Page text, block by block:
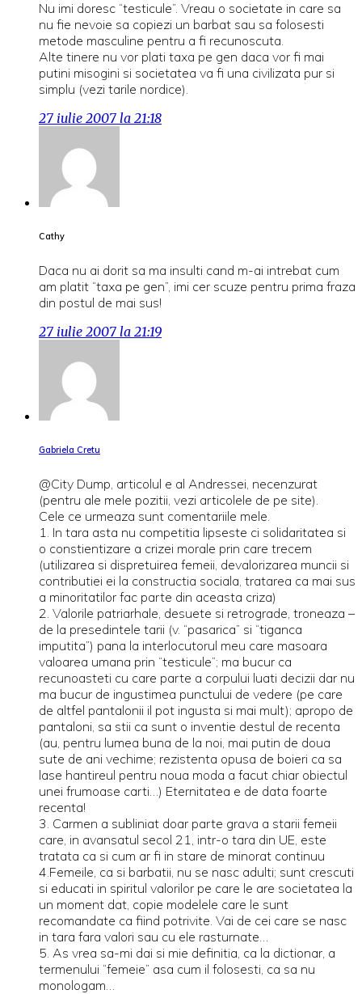
Nu imi doresc “testicule”. Vreau o societate in care sa
nu fie nevoie sa copiezi un barbat sau sa folosesti
metode masculine pentru a fi recunoscuta.
Alte tinere nu vor plati taxa pe gen daca vor fi mai
putini misogini si societatea va fi una civilizata pur si
simplu (vezi tarile nordice).
27 iulie 2007 la 21:18
Cathy
Daca nu ai dorit sa ma insulti cand m-ai intrebat cum
am platit “taxa pe gen”, imi cer scuze pentru prima fraza
din postul de mai sus!
27 iulie 2007 la 21:19
Gabriela Cretu
@City Dump, articolul e al Andressei, necenzurat
(pentru ale mele pozitii, vezi articolele de pe site).
Cele ce urmeaza sunt comentariile mele.
1. In tara asta nu competitia lipseste ci solidaritatea si
o constientizare a crizei morale prin care trecem
(utilizarea si dispretuirea femeii, devalorizarea muncii si
contributiei ei la constructia sociala, tratarea ca mai sus
a minoritatilor fac parte din aceasta criza)
2. Valorile patriarhale, desuete si retrograde, troneaza –
de la presedintele tarii (v. “pasarica” si “tiganca
imputita”) pana la interlocutorul meu care masoara
valoarea umana prin “testicule”; ma bucur ca
recunoasteti cu care parte a corpului luati decizii dar nu
ma bucur de ingustimea punctului de vedere (pe care
de altfel pantalonii il pot ingusta si mai mult); apropo de
pantaloni, sa stii ca sunt o inventie destul de recenta
(au, pentru lumea buna de la noi, mai putin de doua
sute de ani vechime; rezistenta opusa de boieri ca sa
lase hantireul pentru noua moda a facut chiar obiectul
unei frumoase carti…) Eternitatea e de data foarte
recenta!
3. Carmen a subliniat doar parte grava a starii femeii
care, in avansatul secol 21, intr-o tara din UE, este
tratata ca si cum ar fi in stare de minorat continuu
4.Femeile, ca si barbatii, nu se nasc adulti; sunt crescuti
si educati in spiritul valorilor pe care le are societatea la
un moment dat, copie modelele care le sunt
recomandate ca fiind potrivite. Vai de cei care se nasc
in tara fara valori sau cu ele rasturnate…
5. As vrea sa-mi dai si mie definitia, ca la dictionar, a
termenului “femeie” asa cum il folosesti, ca sa nu
monologam…